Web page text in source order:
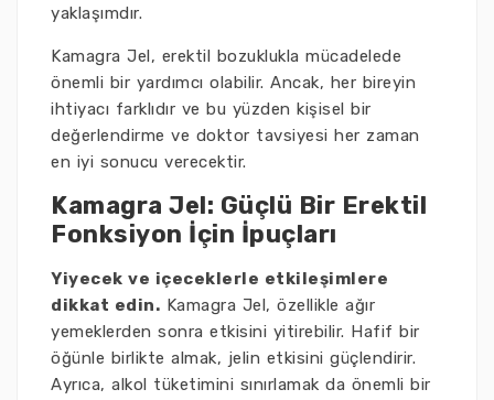
yaklaşımdır.
Kamagra Jel, erektil bozuklukla mücadelede
önemli bir yardımcı olabilir. Ancak, her bireyin
ihtiyacı farklıdır ve bu yüzden kişisel bir
değerlendirme ve doktor tavsiyesi her zaman
en iyi sonucu verecektir.
Kamagra Jel: Güçlü Bir Erektil
Fonksiyon İçin İpuçları
Yiyecek ve içeceklerle etkileşimlere
dikkat edin. Kamagra Jel, özellikle ağır
yemeklerden sonra etkisini yitirebilir. Hafif bir
öğünle birlikte almak, jelin etkisini güçlendirir.
Ayrıca, alkol tüketimini sınırlamak da önemli bir